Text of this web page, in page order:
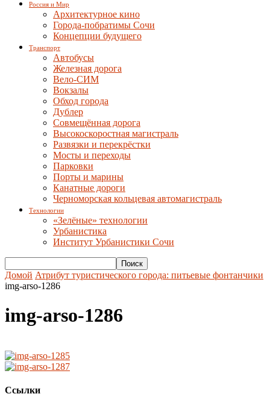
Россия и Мир
Архитектурное кино
Города-побратимы Сочи
Концепции будущего
Транспорт
Автобусы
Железная дорога
Вело-СИМ
Вокзалы
Обход города
Дублер
Совмещённая дорога
Высокоскоростная магистраль
Развязки и перекрёстки
Мосты и переходы
Парковки
Порты и марины
Канатные дороги
Черноморская кольцевая автомагистраль
Технологии
«Зелёные» технологии
Урбанистика
Институт Урбанистики Сочи
Домой Атрибут туристического города: питьевые фонтанчики
img-arso-1286
img-arso-1286
Ссылки